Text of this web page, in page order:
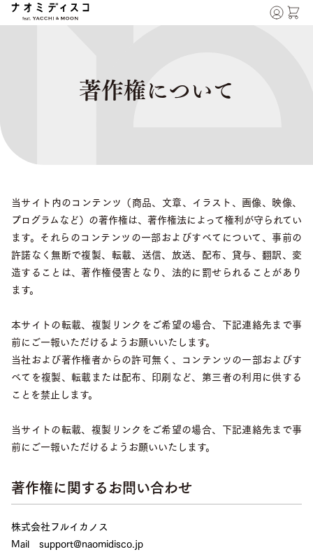
著作権について
当サイト内のコンテンツ（商品、文章、イラスト、画像、映像、
プログラムなど）の著作権は、著作権法によって権利が守られてい
ます。それらのコンテンツの一部およびすべてについて、事前の
許諾なく無断で複製、転載、送信、放送、配布、貸与、翻訳、変
造することは、著作権侵害となり、法的に罰せられることがあり
ます。
本サイトの転載、複製リンクをご希望の場合、下記連絡先まで事
前にご一報いただけるようお願いいたします。
当社および著作権者からの許可無く、コンテンツの一部およびす
べてを複製、転載または配布、印刷など、第三者の利用に供する
ことを禁止します。
当サイトの転載、複製リンクをご希望の場合、下記連絡先まで事
前にご一報いただけるようお願いいたします。
著作権に関するお問い合わせ
株式会社フルイカノス
Mail support@naomidisco.jp